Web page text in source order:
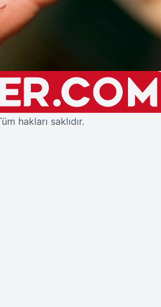
hakları saklıdır.